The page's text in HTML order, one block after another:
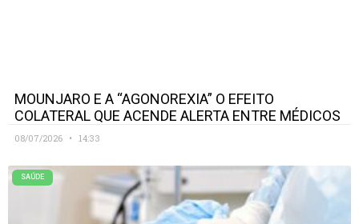
MOUNJARO E A “AGONOREXIA” O EFEITO
COLATERAL QUE ACENDE ALERTA ENTRE MÉDICOS
08/07/2026 14:33
SAÚDE